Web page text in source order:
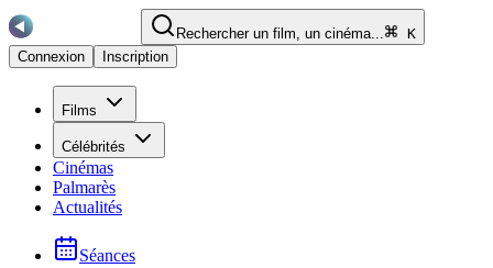
Rechercher un film, un cinéma...
K
Connexion
Inscription
Films
Célébrités
Cinémas
Palmarès
Actualités
Séances